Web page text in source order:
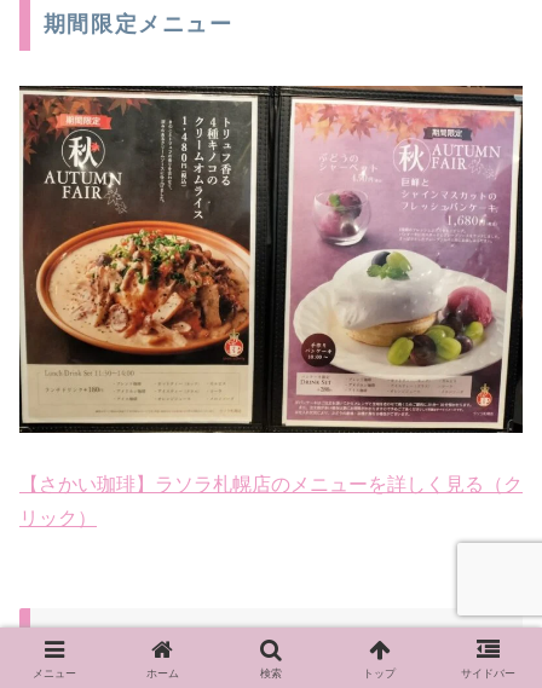
期間限定メニュー
【さかい珈琲】ラソラ札幌店のメニューを詳しく見る（ク
リック）
お店の様子
メニュー ホーム 検索 トップ サイドバー